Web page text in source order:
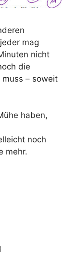
mag
nicht
die
– soweit
haben,
noch
mehr.